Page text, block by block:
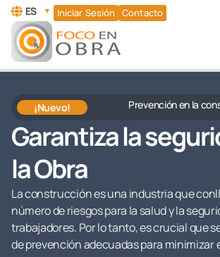
ES ▼ Iniciar Sesión Contacto
¡Nuevo! Prevención en la
Garantiza la
la Obra
La construcción es una industria que
número de riesgos para la salud y la
trabajadores. Por lo tanto, es crucial que
de prevención adecuadas para minimizar